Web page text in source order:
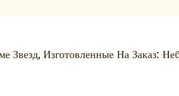
Звезд, Изготовленные На Заказ: